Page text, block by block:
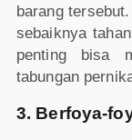
barang
sebaiknya
penting bisa
tabungan
3. Berfoya-